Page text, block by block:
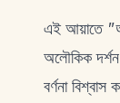
এই আয়াতে
অলৌকিক
বর্ণনা